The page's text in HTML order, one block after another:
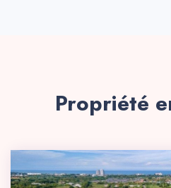
Propriété